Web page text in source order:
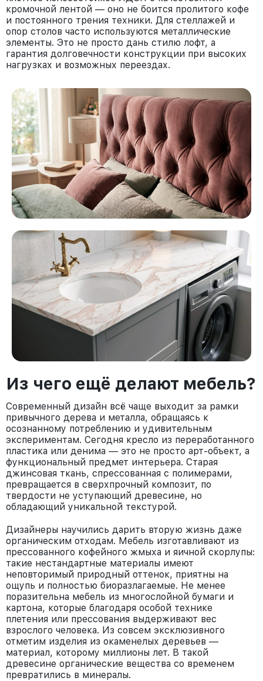
кромочной лентой — оно не боится пролитого кофе
и постоянного трения техники. Для стеллажей и
опор столов часто используются металлические
элементы. Это не просто дань стилю лофт, а
гарантия долговечности конструкции при высоких
нагрузках и возможных переездах.
Из чего ещё делают мебель?
Современный дизайн всё чаще выходит за рамки
привычного дерева и металла, обращаясь к
осознанному потреблению и удивительным
экспериментам. Сегодня кресло из переработанного
пластика или денима — это не просто арт-объект, а
функциональный предмет интерьера. Старая
джинсовая ткань, спрессованная с полимерами,
превращается в сверхпрочный композит, по
твердости не уступающий древесине, но
обладающий уникальной текстурой.
Дизайнеры научились дарить вторую жизнь даже
органическим отходам. Мебель изготавливают из
прессованного кофейного жмыха и яичной скорлупы:
такие нестандартные материалы имеют
неповторимый природный оттенок, приятны на
ощупь и полностью биоразлагаемые. Не менее
поразительна мебель из многослойной бумаги и
картона, которые благодаря особой технике
плетения или прессования выдерживают вес
взрослого человека. Из совсем эксклюзивного
отметим изделия из окаменелых деревьев —
материал, которому миллионы лет. В такой
древесине органические вещества со временем
превратились в минералы.